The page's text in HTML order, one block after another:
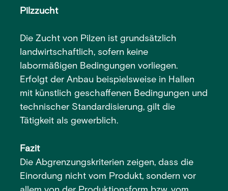
Pilzzucht
Die Zucht von Pilzen ist grundsätzlich
landwirtschaftlich, sofern keine
labormäßigen Bedingungen vorliegen.
Erfolgt der Anbau beispielsweise in Hallen
mit künstlich geschaffenen Bedingungen und
technischer Standardisierung, gilt die
Tätigkeit als gewerblich.
Fazit
Die Abgrenzungskriterien zeigen, dass die
Einordung nicht vom Produkt, sondern vor